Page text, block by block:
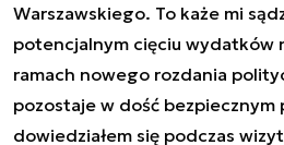
Warszawskiego. To każe mi
potencjalnym cięciu wydatków
ramach nowego rozdania
pozostaje w dość bezpiecznym
dowiedziałem się podczas